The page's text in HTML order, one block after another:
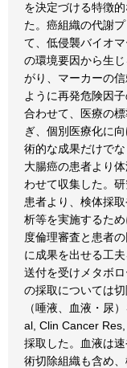
を決定づける特徴
た。癌組織の代謝
て、低侵襲バイオ
の環境要因から生
がり、マーカーの
ように再発危険因
合わせて、医療の
ぎ、個別医療化に
術的な成果だけで
大腸癌の患者より
わせて収集した。
患者より、検体採
析等を実施するた
度倫理審査と患者
に成果を出せる工
送付を受けメタボ
の採取については
（唾液、血液・尿
al, Clin Cancer
採取した。血液は
術切除組織も含め